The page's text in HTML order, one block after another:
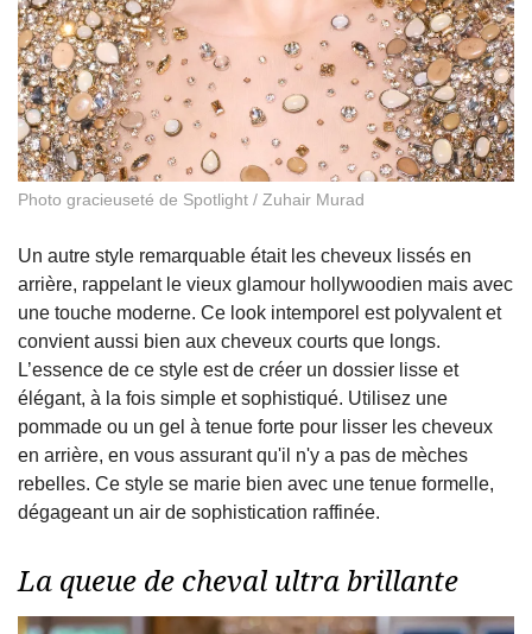
Photo gracieuseté de Spotlight / Zuhair Murad
Un autre style remarquable était les cheveux lissés en
arrière, rappelant le vieux glamour hollywoodien mais avec
une touche moderne. Ce look intemporel est polyvalent et
convient aussi bien aux cheveux courts que longs.
L’essence de ce style est de créer un dossier lisse et
élégant, à la fois simple et sophistiqué. Utilisez une
pommade ou un gel à tenue forte pour lisser les cheveux
en arrière, en vous assurant qu'il n'y a pas de mèches
rebelles. Ce style se marie bien avec une tenue formelle,
dégageant un air de sophistication raffinée.
La queue de cheval ultra brillante